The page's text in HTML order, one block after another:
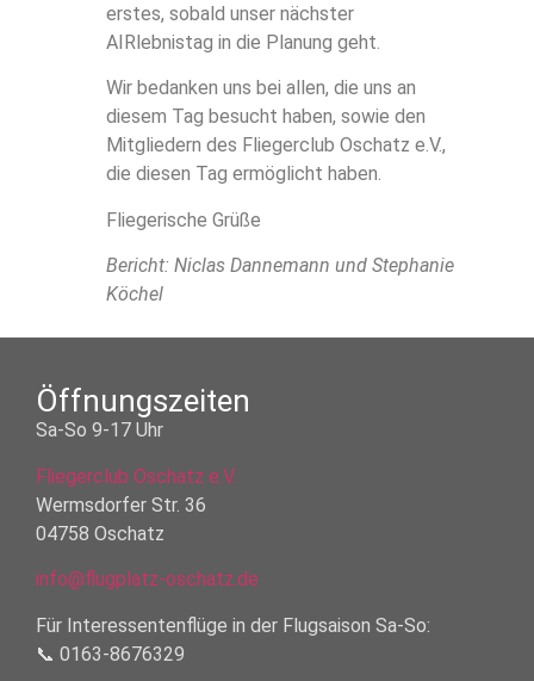
erstes, sobald unser nächster
AIRlebnistag in die Planung geht.
Wir bedanken uns bei allen, die uns an
diesem Tag besucht haben, sowie den
Mitgliedern des Fliegerclub Oschatz e.V.,
die diesen Tag ermöglicht haben.
Fliegerische Grüße
Bericht: Niclas Dannemann und Stephanie
Köchel
Öffnungszeiten
Sa-So 9-17 Uhr
Fliegerclub Oschatz e.V.
Wermsdorfer Str. 36
04758 Oschatz
info@flugplatz-oschatz.de
Für Interessentenflüge in der Flugsaison Sa-So:
📞 0163-8676329